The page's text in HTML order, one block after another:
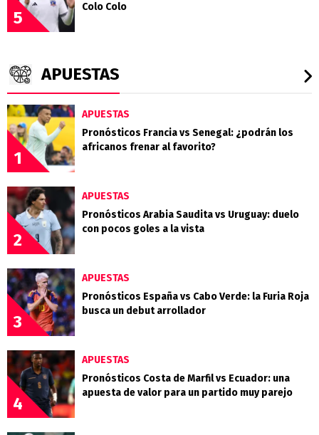
5
Colo Colo
APUESTAS
1
APUESTAS
Pronósticos Francia vs Senegal: ¿podrán los
africanos frenar al favorito?
2
APUESTAS
Pronósticos Arabia Saudita vs Uruguay: duelo
con pocos goles a la vista
3
APUESTAS
Pronósticos España vs Cabo Verde: la Furia Roja
busca un debut arrollador
4
APUESTAS
Pronósticos Costa de Marfil vs Ecuador: una
apuesta de valor para un partido muy parejo